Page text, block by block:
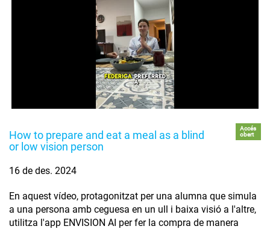
How to prepare and eat a meal as a blind
or low vision person
Accés
obert
16 de des. 2024
En aquest vídeo, protagonitzat per una alumna que simula
a una persona amb ceguesa en un ull i baixa visió a l'altre,
utilitza l'app ENVISION AI per fer la compra de manera